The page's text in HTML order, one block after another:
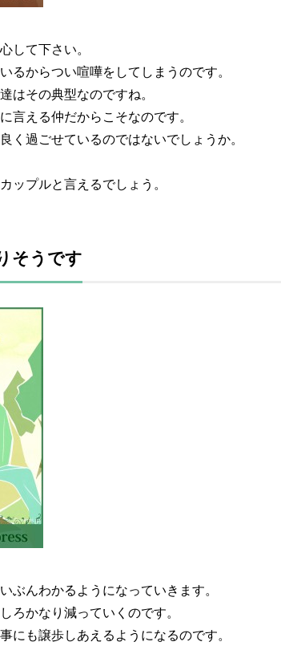
して下さい。
るからつい喧嘩をしてしまうのです。
はその典型なのですね。
言える仲だからこそなのです。
く過ごせているのではないでしょうか。
ップルと言えるでしょう。
そうです
ぶんわかるようになっていきます。
ろかなり減っていくのです。
にも譲歩しあえるようになるのです。